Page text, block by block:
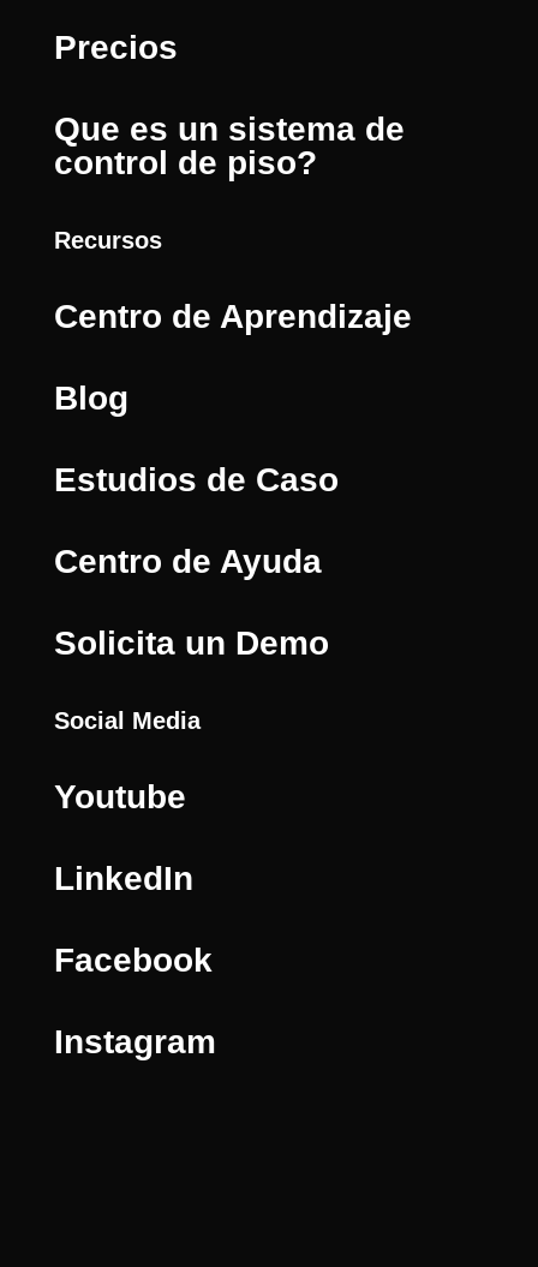
Precios
Que es un sistema de
control de piso?
Recursos
Centro de Aprendizaje
Blog
Estudios de Caso
Centro de Ayuda
Solicita un Demo
Social Media
Youtube
LinkedIn
Facebook
Instagram